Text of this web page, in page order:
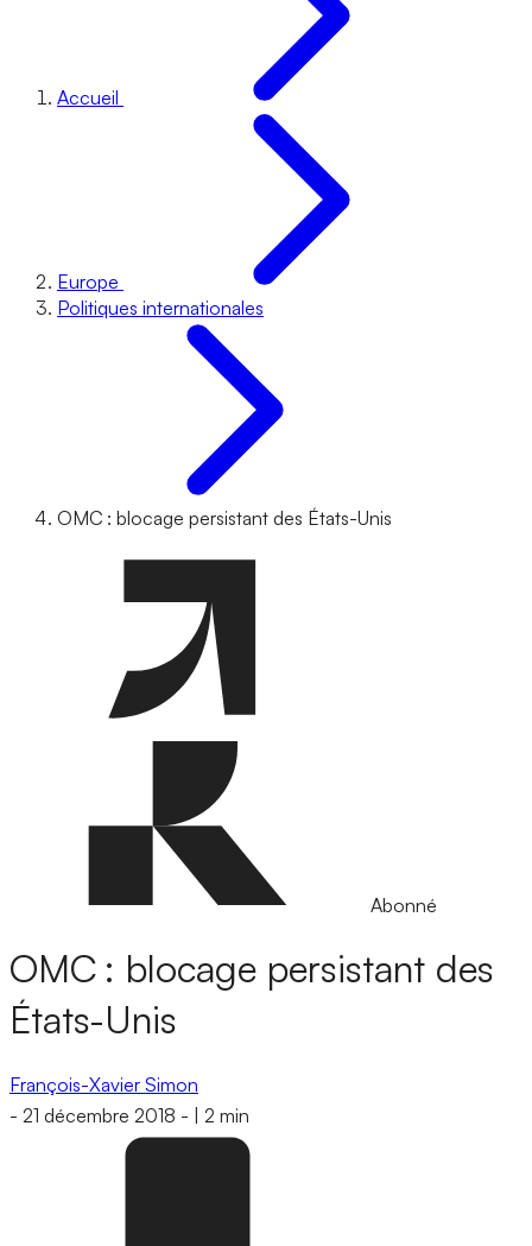
Accueil
Europe
Politiques internationales
OMC : blocage persistant des États-Unis
Abonné
OMC : blocage persistant des
États-Unis
François-Xavier Simon
- 21 décembre 2018 - 2 min